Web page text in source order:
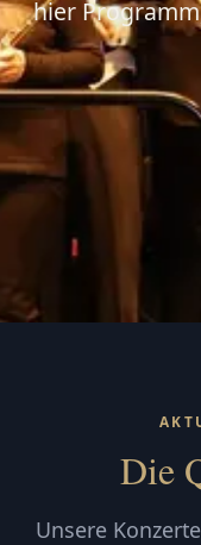
hier
Die
Unsere